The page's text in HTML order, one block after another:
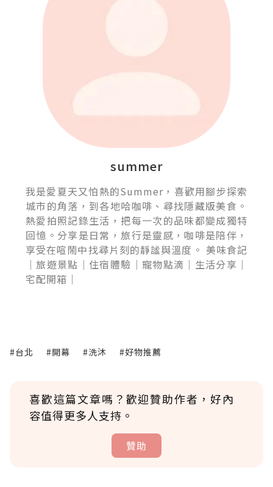
summer
我是愛夏天又怕熱的Summer，喜歡用腳步探索
城市的角落，到各地哈咖啡、尋找隱藏版美食。
熱愛拍照記錄生活，把每一次的品味都變成獨特
回憶。分享是日常，旅行是靈感，咖啡是陪伴，
享受在喧鬧中找尋片刻的靜謐與溫度。 美味食記
｜旅遊景點｜住宿體驗｜寵物點滴｜生活分享｜
宅配開箱｜
#台北 #開幕 #洗沐 #好物推薦
喜歡這篇文章嗎？歡迎贊助作者，好內
容值得更多人支持。
贊助